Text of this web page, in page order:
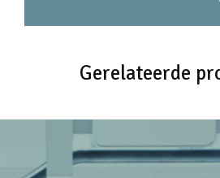
Gerelateerde